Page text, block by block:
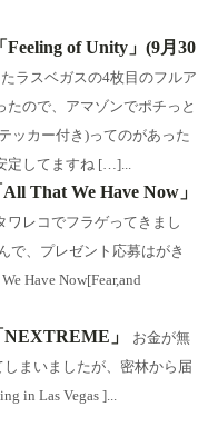
Feeling of Unity」(9月30
ラスベガスの4枚目のフルア
ので、アマゾンでポチっと
ッカー付き)ってのがあった
定してますね […]...
That We Have Now」
ワレコでフラゲってきまし
で、プレゼント応募はがき
Have Now[Fear,and
NEXTREME」
お金が無
まいましたが、密林から届
in Las Vegas ]...